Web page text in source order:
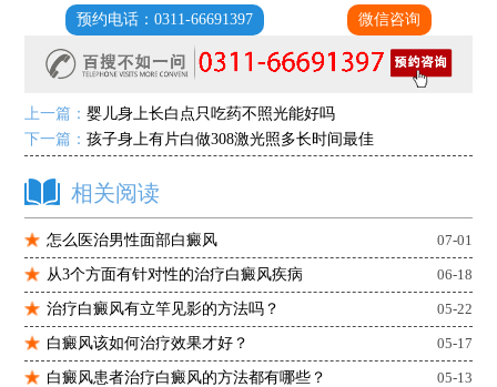
预约电话：0311-66691397 微信咨询
上一篇：婴儿身上长白点只吃药不照光能好吗
下一篇：孩子身上有片白做308激光照多长时间最佳
相关阅读
怎么医治男性面部白癜风 07-01
从3个方面有针对性的治疗白癜风疾病 06-18
治疗白癜风有立竿见影的方法吗？ 05-22
白癜风该如何治疗效果才好？ 05-17
白癜风患者治疗白癜风的方法都有哪些？ 05-13